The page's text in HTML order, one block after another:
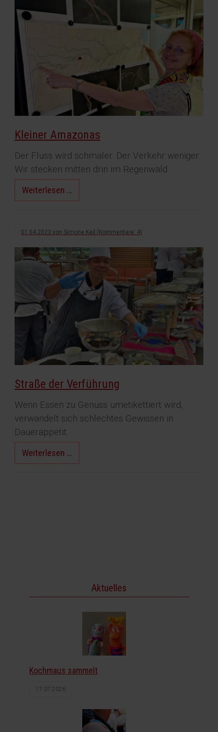
Kleiner Amazonas
Der Fluss wird schmaler. Der Verkehr weniger.
Wir stecken mitten drin im Regenwald.
Weiterlesen … Kleiner
Amazonas
01.04.2023 von Simone Keil (Kommentare: 4)
Straße der Verführung
Wenn Essen zu Genuss umetikettiert wird,
verwandelt sich schlechtes Gewissen in
Dauerappetit.
Weiterlesen … Straße
der
Aktuelles
Kochmaus sammelt
17.07.2026